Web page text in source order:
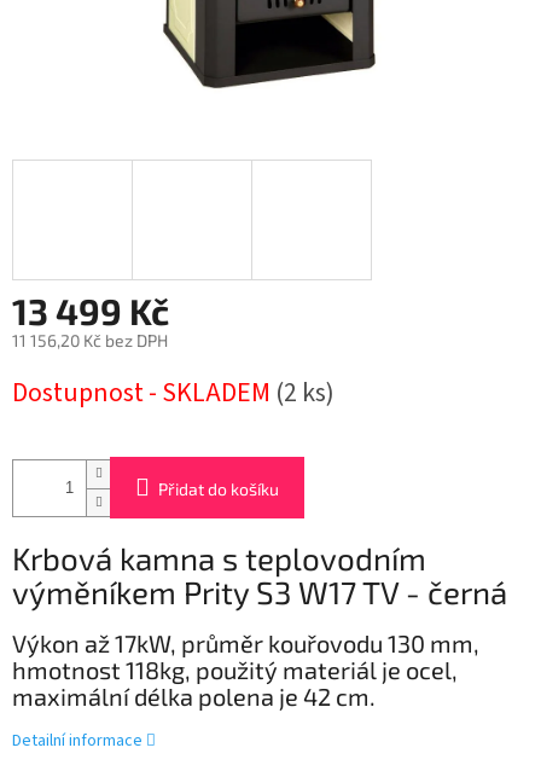
13 499 Kč
11 156,20 Kč bez DPH
cena:
Dostupnost - SKLADEM (2 ks)
Přidat do košíku
Krbová kamna s teplovodním
výměníkem Prity S3 W17 TV - černá
Výkon až 17kW, průměr kouřovodu 130 mm,
hmotnost 118kg, použitý materiál je ocel,
maximální délka polena je 42 cm.
Detailní informace